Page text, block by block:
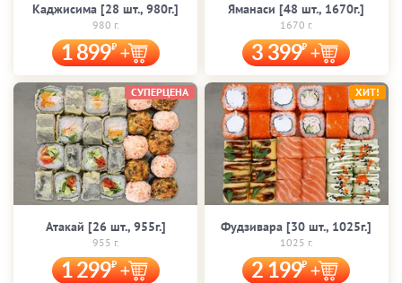
Каджисима [28 шт., 980г.]
980 г.
1 899
Яманаси [48 шт., 1670г.]
1670 г.
3 399
Атакай [26 шт., 955г.]
955 г.
1 299
СУПЕРЦЕНА
Фудзивара [30 шт., 1025г.]
1025 г.
2 199
ХИТ!